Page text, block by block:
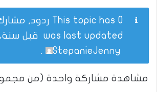
was last updated قبل سنة، 3 أشهر
StepanieJenny
.
مشاهدة مشاركة واحدة (من مجموع